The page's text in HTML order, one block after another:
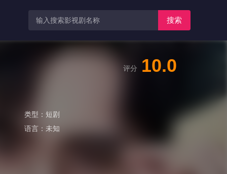
搜索
类型： 短剧
语言： 未知
评分 10.0